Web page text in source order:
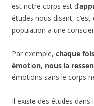
est notre corps est d’
études nous disent, c’est
population a une
Par exemple, chaque
émotion, nous la
émotions sans le corps
Il existe des études dans